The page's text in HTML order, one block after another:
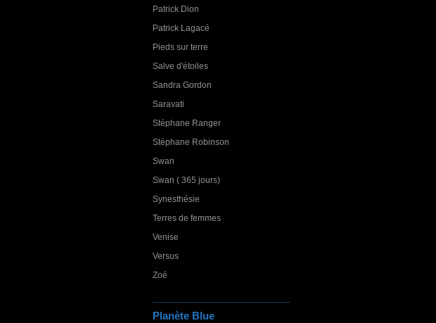
Patrick Dion
Patrick Lagacé
Pieds sur terre
Salve d'étoiles
Sandra Gordon
Saravati
Stéphane Ranger
Stéphane Robinson
Swan
Swan ( 365 jours)
Synesthésie
Terres de femmes
Venise
Versus
Zoé
Planète Blue